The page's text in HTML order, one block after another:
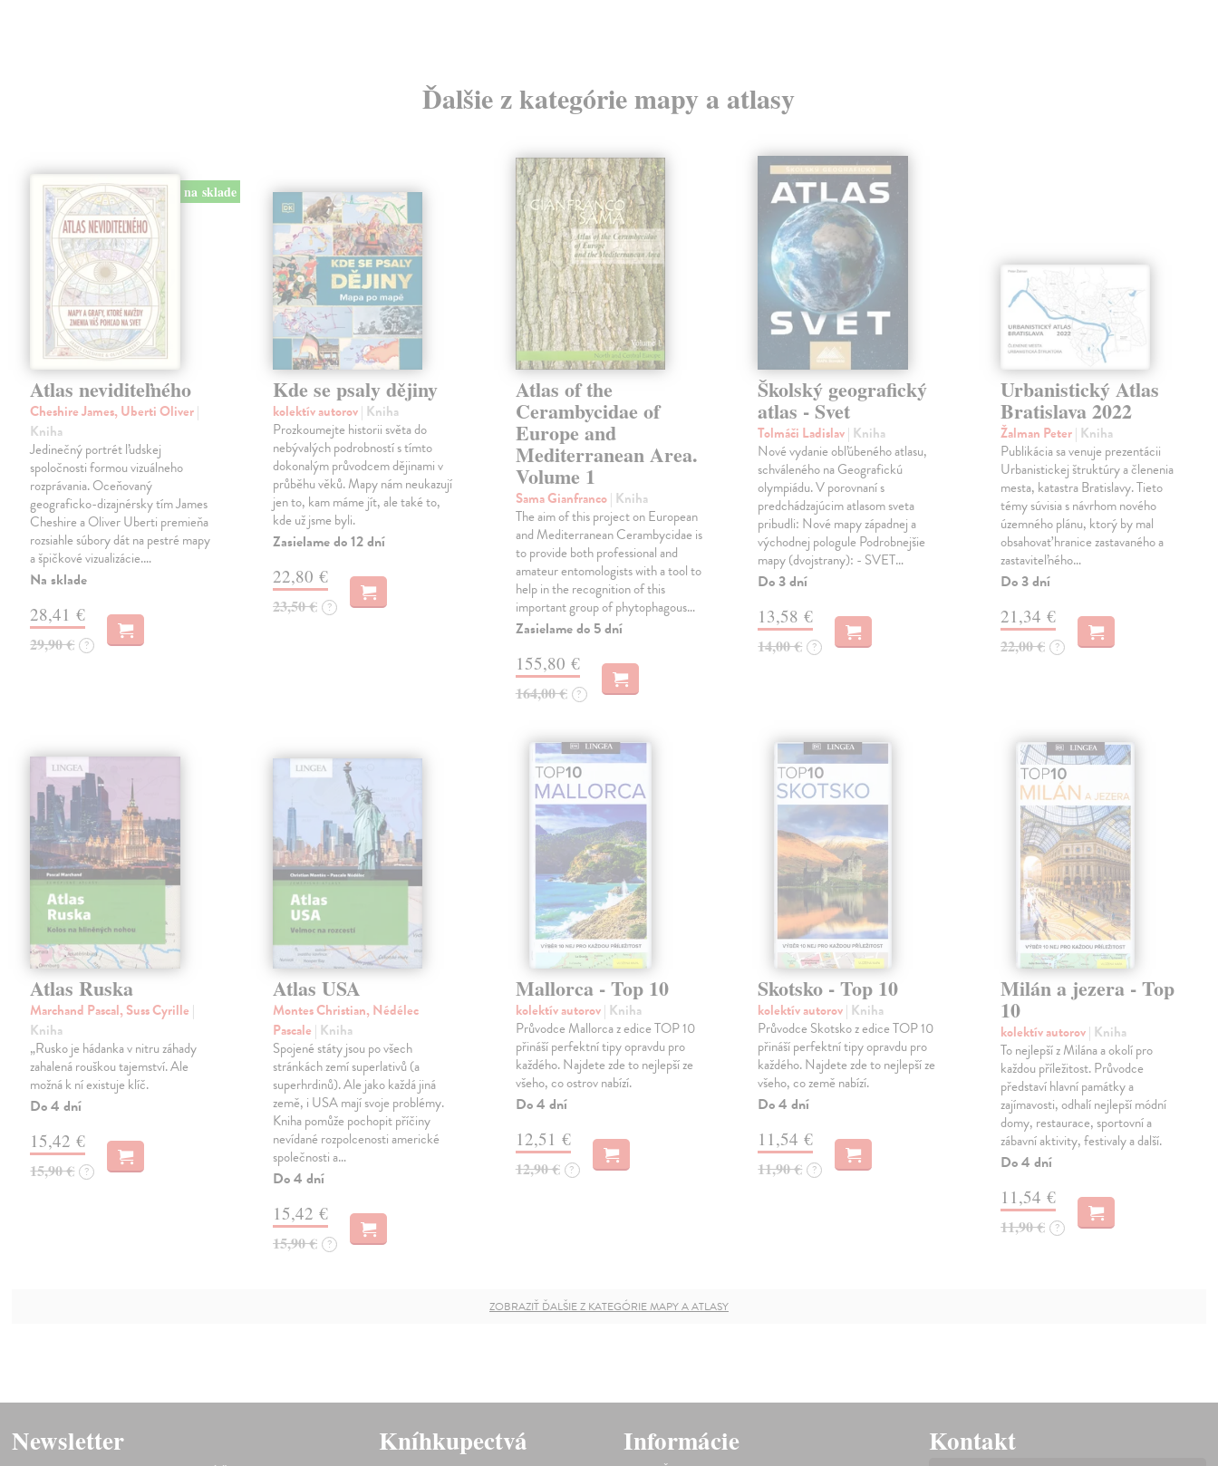
Ďalšie z kategórie mapy a atlasy
na sklade
Atlas neviditeľného
Cheshire James, Uberti Oliver|
Kniha
Jedinečný portrét ľudskej
spoločnosti formou vizuálneho
rozprávania. Oceňovaný
geograficko-dizajnérsky tím James
Cheshire a Oliver Uberti premieňa
rozsiahle súbory dát na pestré mapy
a špičkové vizualizácie.…
Na sklade
28,41 €
29,90 € ?
Kde se psaly dějiny
kolektív autorov| Kniha
Prozkoumejte historii světa do
nebývalých podrobností s tímto
dokonalým průvodcem dějinami v
průběhu věků. Mapy nám neukazují
jen to, kam máme jít, ale také to,
kde už jsme byli.
Zasielame do 12 dní
22,80 €
23,50 € ?
Atlas of the
Cerambycidae of
Europe and
Mediterranean Area.
Volume 1
Sama Gianfranco| Kniha
The aim of this project on European
and Mediterranean Cerambycidae is
to provide both professional and
amateur entomologists with a tool to
help in the recognition of this
important group of phytophagous…
Zasielame do 5 dní
155,80 €
164,00 € ?
Školský geografický
atlas - Svet
Tolmáči Ladislav| Kniha
Nové vydanie obľúbeného atlasu,
schváleného na Geografickú
olympiádu. V porovnaní s
predchádzajúcim atlasom sveta
pribudli: Nové mapy západnej a
východnej pologule Podrobnejšie
mapy (dvojstrany): - SVET…
Do 3 dní
13,58 €
14,00 € ?
Urbanistický Atlas
Bratislava 2022
Žalman Peter| Kniha
Publikácia sa venuje prezentácii
Urbanistickej štruktúry a členenia
mesta, katastra Bratislavy. Tieto
témy súvisia s návrhom nového
územného plánu, ktorý by mal
obsahovať hranice zastavaného a
zastaviteľného…
Do 3 dní
21,34 €
22,00 € ?
Atlas Ruska
Marchand Pascal, Suss Cyrille |
Kniha
„Rusko je hádanka v nitru záhady
zahalená rouškou tajemství. Ale
možná k ní existuje klíč.
Do 4 dní
15,42 €
15,90 € ?
Atlas USA
Montes Christian, Nédélec
Pascale | Kniha
Spojené státy jsou po všech
stránkách zemí superlativů (a
superhrdinů). Ale jako každá jiná
země, i USA mají svoje problémy.
Kniha pomůže pochopit příčiny
nevídané rozpolcenosti americké
společnosti a…
Do 4 dní
15,42 €
15,90 € ?
Mallorca - Top 10
kolektív autorov| Kniha
Průvodce Mallorca z edice TOP 10
přináší perfektní tipy opravdu pro
každého. Najdete zde to nejlepší ze
všeho, co ostrov nabízí.
Do 4 dní
12,51 €
12,90 € ?
Skotsko - Top 10
kolektív autorov| Kniha
Průvodce Skotsko z edice TOP 10
přináší perfektní tipy opravdu pro
každého. Najdete zde to nejlepší ze
všeho, co země nabízí.
Do 4 dní
11,54 €
11,90 € ?
Milán a jezera - Top
10
kolektív autorov| Kniha
To nejlepší z Milána a okolí pro
každou příležitost. Průvodce
představí hlavní památky a
zajímavosti, odhalí nejlepší módní
domy, restaurace, sportovní a
zábavní aktivity, festivaly a další.
Do 4 dní
11,54 €
11,90 € ?
ZOBRAZIŤ ĎALŠIE Z KATEGÓRIE MAPY A ATLASY
Newsletter Kníhkupectvá Informácie Kontakt